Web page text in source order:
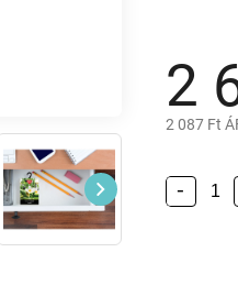
2
2 087 Ft
−